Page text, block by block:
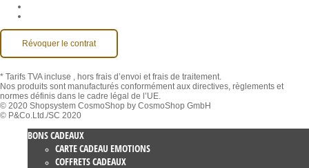
Révoquer le contrat
* Tarifs TVA incluse
, hors frais d’envoi et frais de traitement.
Nos produits sont manufacturés conformément aux directives, règlements et
normes définis dans le cadre légal de l’UE.
© 2020 Shopsystem CosmoShop by CosmoShop GmbH
© P&Co.Ltd./SC 2020
BONS CADEAUX
CARTE CADEAU EMOTIONS
COFFRETS CADEAUX